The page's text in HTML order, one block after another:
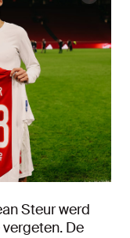
Steur werd
De